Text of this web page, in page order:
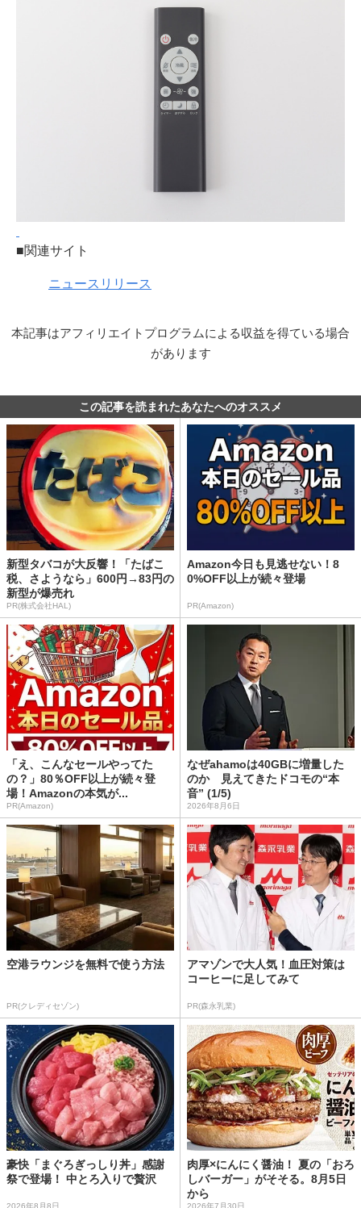
■関連サイト
ニュースリリース
本記事はアフィリエイトプログラムによる収益を得ている場合
があります
この記事を読まれたあなたへのオススメ
新型タバコが大反響！「たばこ
税、さようなら」600円→83円の
新型が爆売れ
PR(株式会社HAL)
Amazon今日も見逃せない！8
0%OFF以上が続々登場
PR(Amazon)
「え、こんなセールやってた
の？」80％OFF以上が続々登
場！Amazonの本気が...
PR(Amazon)
なぜahamoは40GBに増量した
のか 見えてきたドコモの“本
音” (1/5)
2026年8月6日
空港ラウンジを無料で使う方法
PR(クレディセゾン)
アマゾンで大人気！血圧対策は
コーヒーに足してみて
PR(森永乳業)
豪快「まぐろぎっしり丼」感謝
祭で登場！ 中とろ入りで贅沢
肉厚×にんにく醤油！ 夏の「おろ
しバーガー」がそそる。8月5日
から